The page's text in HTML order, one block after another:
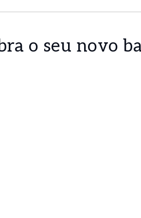
o seu novo